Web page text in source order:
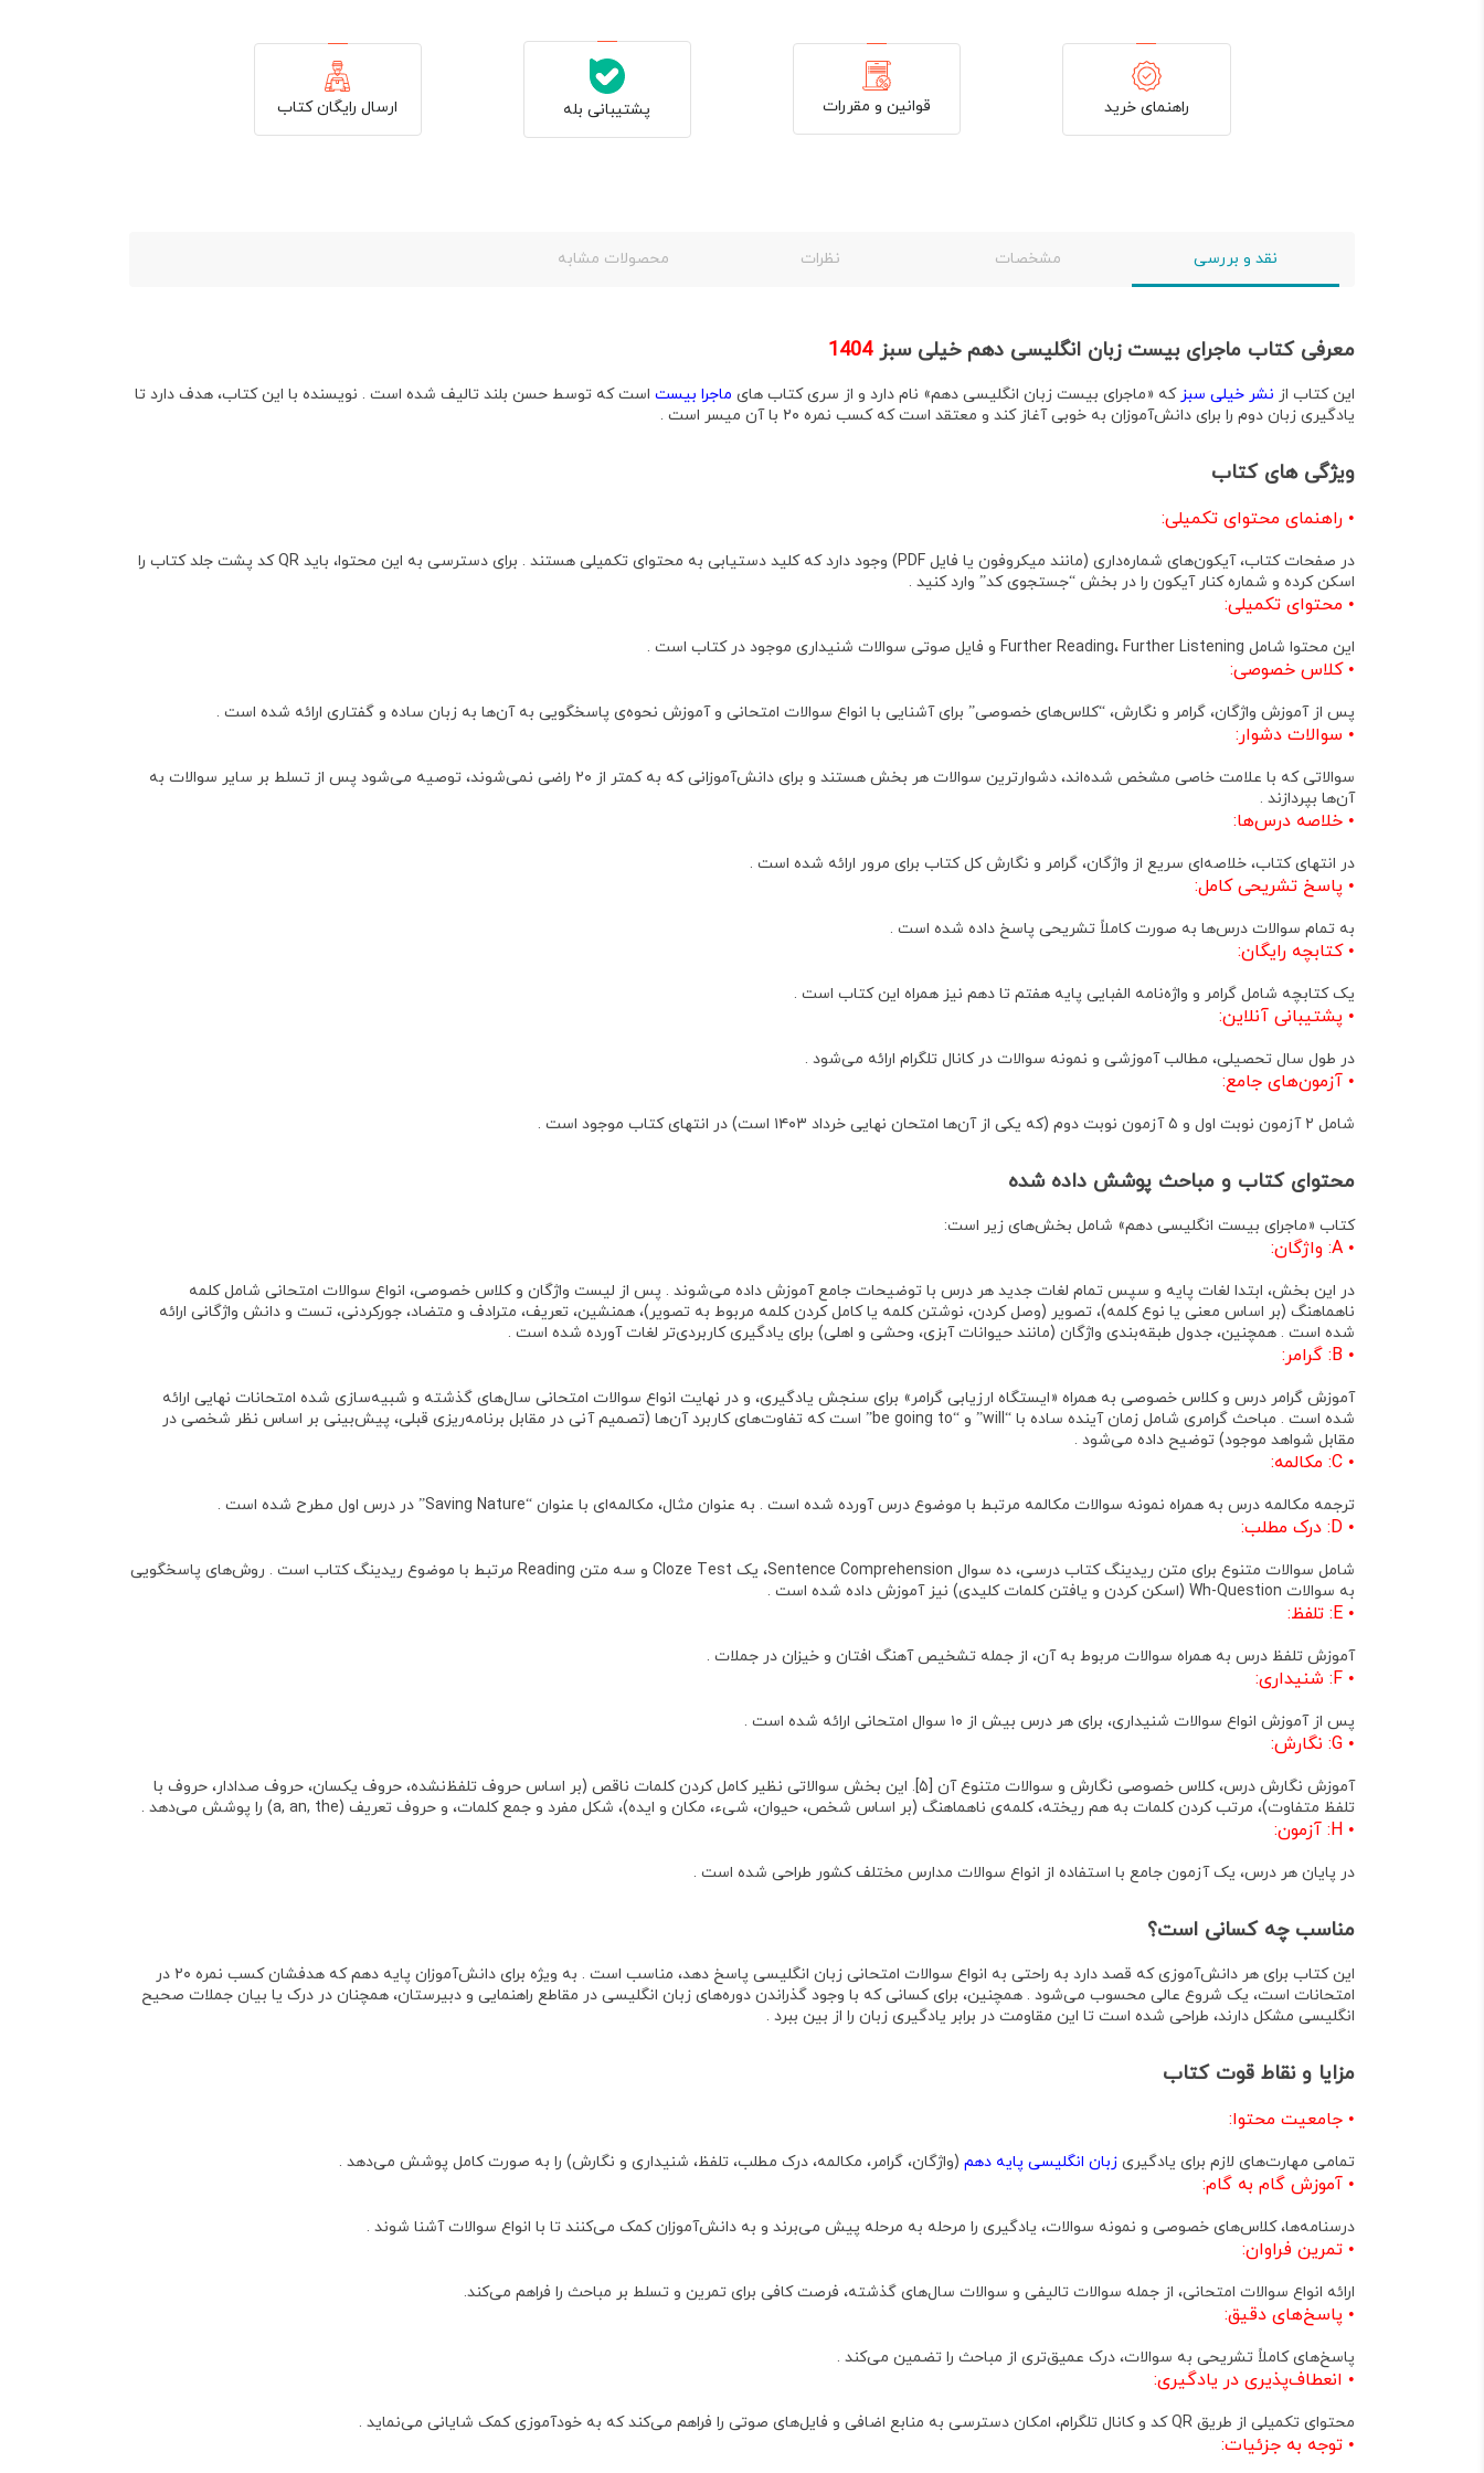
راهنمای خرید قوانین و مقررات پشتیبانی بله ارسال رایگان کتاب
نقد و بررسی مشخصات نظرات محصولات مشابه
معرفی کتاب ماجرای بیست زبان انگلیسی دهم خیلی سبز1404
این کتاب از نشر خیلی سبز که «ماجرای بیست زبان انگلیسی دهم» نام دارد و از سری کتاب های ماجرا بیست است که توسط حسن بلند تالیف شده است . نویسنده با این کتاب، هدف دارد تا
یادگیری زبان دوم را برای دانش‌آموزان به خوبی آغاز کند و معتقد است که کسب نمره ۲۰ با آن میسر است .
ویژگی های کتاب
• راهنمای محتوای تکمیلی:
در صفحات کتاب، آیکون‌های شماره‌داری (مانند میکروفون یا فایل PDF) وجود دارد که کلید دستیابی به محتوای تکمیلی هستند . برای دسترسی به این محتوا، باید QR کد پشت جلد کتاب را
اسکن کرده و شماره کنار آیکون را در بخش “جستجوی کد” وارد کنید .
• محتوای تکمیلی:
این محتوا شامل Further Reading، Further Listening و فایل صوتی سوالات شنیداری موجود در کتاب است .
•کلاس خصوصی:
پس از آموزش واژگان، گرامر و نگارش، “کلاس‌های خصوصی” برای آشنایی با انواع سوالات امتحانی و آموزش نحوه‌ی پاسخگویی به آن‌ها به زبان ساده و گفتاری ارائه شده است .
• سوالات دشوار:
سوالاتی که با علامت خاصی مشخص شده‌اند، دشوارترین سوالات هر بخش هستند و برای دانش‌آموزانی که به کمتر از ۲۰ راضی نمی‌شوند، توصیه می‌شود پس از تسلط بر سایر سوالات به
آن‌ها بپردازند .
• خلاصه درس‌ها:
در انتهای کتاب، خلاصه‌ای سریع از واژگان، گرامر و نگارش کل کتاب برای مرور ارائه شده است .
• پاسخ تشریحی کامل:
به تمام سوالات درس‌ها به صورت کاملاً تشریحی پاسخ داده شده است .
•کتابچه رایگان:
یک کتابچه شامل گرامر و واژه‌نامه الفبایی پایه هفتم تا دهم نیز همراه این کتاب است .
• پشتیبانی آنلاین:
در طول سال تحصیلی، مطالب آموزشی و نمونه سوالات در کانال تلگرام ارائه می‌شود .
• آزمون‌های جامع:
شامل ۲ آزمون نوبت اول و ۵ آزمون نوبت دوم (که یکی از آن‌ها امتحان نهایی خرداد ۱۴۰۳ است) در انتهای کتاب موجود است .
محتوای کتاب و مباحث پوشش داده شده
کتاب «ماجرای بیست انگلیسی دهم» شامل بخش‌های زیر است:
• A: واژگان:
در این بخش، ابتدا لغات پایه و سپس تمام لغات جدید هر درس با توضیحات جامع آموزش داده می‌شوند . پس از لیست واژگان و کلاس خصوصی، انواع سوالات امتحانی شاملکلمه
ناهماهنگ (بر اساس معنی یا نوع کلمه)، تصویر (وصل کردن، نوشتن کلمه یا کامل کردن کلمه مربوط به تصویر)، همنشین، تعریف، مترادف و متضاد، جورکردنی، تست و دانش واژگانی ارائه
شده است . همچنین، جدول طبقه‌بندی واژگان (مانند حیوانات آبزی، وحشی و اهلی) برای یادگیری کاربردی‌تر لغات آورده شده است .
• B: گرامر:
آموزش گرامر درس و کلاس خصوصی به همراه «ایستگاه ارزیابی گرامر» برای سنجش یادگیری، و در نهایت انواع سوالات امتحانی سال‌های گذشته و شبیه‌سازی شده امتحانات نهایی ارائه
شده است . مباحث گرامری شامل زمان آینده ساده با “will” و “be going to” است که تفاوت‌های کاربرد آن‌ها (تصمیم آنی در مقابل برنامه‌ریزی قبلی، پیش‌بینی بر اساس نظر شخصی در
مقابل شواهد موجود) توضیح داده می‌شود .
• C: مکالمه:
ترجمه مکالمه درس به همراه نمونه سوالات مکالمه مرتبط با موضوع درس آورده شده است . به عنوان مثال، مکالمه‌ای با عنوان “Saving Nature” در درس اول مطرح شده است .
• D: درک مطلب:
شامل سوالات متنوع برای متن ریدینگ کتاب درسی، ده سوال Sentence Comprehension، یک Cloze Test و سه متن Reading مرتبط با موضوع ریدینگ کتاب است . روش‌های پاسخگویی
به سوالات Wh-Question (اسکن کردن و یافتن کلمات کلیدی) نیز آموزش داده شده است .
• E: تلفظ:
آموزش تلفظ درس به همراه سوالات مربوط به آن، از جمله تشخیص آهنگ افتان و خیزان در جملات .
• F: شنیداری:
پس از آموزش انواع سوالات شنیداری، برای هر درس بیش از ۱۰ سوال امتحانی ارائه شده است .
• G: نگارش:
آموزش نگارش درس، کلاس خصوصی نگارش و سوالات متنوع آن [۵]. این بخش سوالاتی نظیر کامل کردن کلمات ناقص (بر اساس حروف تلفظ‌نشده، حروف یکسان، حروف صدادار، حروف با
تلفظ متفاوت)، مرتب کردن کلمات به هم ریخته، کلمه‌ی ناهماهنگ (بر اساس شخص، حیوان، شیء، مکان و ایده)، شکل مفرد و جمع کلمات، و حروف تعریف (a, an, the) را پوشش می‌دهد .
• H: آزمون:
در پایان هر درس، یک آزمون جامع با استفاده از انواع سوالات مدارس مختلف کشور طراحی شده است .
مناسب چه کسانی است؟
این کتاب برای هر دانش‌آموزیکه قصد دارد به راحتی به انواع سوالات امتحانی زبان انگلیسی پاسخ دهد، مناسب است . به ویژه برای دانش‌آموزان پایه دهم که هدفشان کسب نمره ۲۰
در
امتحانات است، یک شروع عالی محسوب می‌شود . همچنین، برای کسانی که با وجود گذراندن دوره‌های زبان انگلیسی در مقاطع راهنمایی و دبیرستان، همچنان در درک یا بیان جملات صحیح
انگلیسی مشکل دارند، طراحی شده است تا این مقاومت در برابر یادگیری زبان را از بین ببرد .
مزایا و نقاط قوت کتاب
• جامعیت محتوا:
تمامی مهارت‌های لازم برای یادگیری زبان انگلیسی پایه دهم (واژگان، گرامر، مکالمه، درک مطلب، تلفظ، شنیداری و نگارش) را به صورت کامل پوشش می‌دهد .
• آموزش گام به گام:
درسنامه‌ها، کلاس‌های خصوصی و نمونه سوالات، یادگیری را مرحله به مرحله پیش می‌برند و به دانش‌آموزان کمک می‌کنند تا با انواع سوالات آشنا شوند .
• تمرین فراوان:
ارائه انواع سوالات امتحانی، از جمله سوالات تالیفی و سوالات سال‌های گذشته، فرصت کافی برای تمرین و تسلط بر مباحث را فراهم می‌کند.
• پاسخ‌های دقیق:
پاسخ‌های کاملاً تشریحی به سوالات، درک عمیق‌تری از مباحث را تضمین می‌کند .
• انعطاف‌پذیری در یادگیری:
محتوای تکمیلی از طریق QR کد و کانال تلگرام، امکان دسترسی به منابع اضافی و فایل‌های صوتی را فراهم می‌کند که به خودآموزی کمک شایانی می‌نماید .
• توجه به جزئیات: